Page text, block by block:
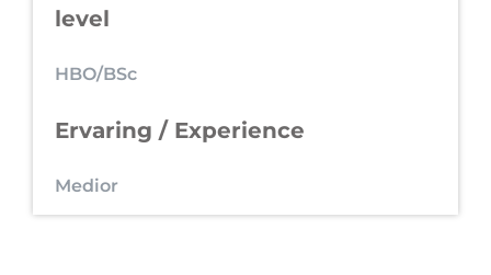
level
HBO/BSc
Ervaring / Experience
Medior